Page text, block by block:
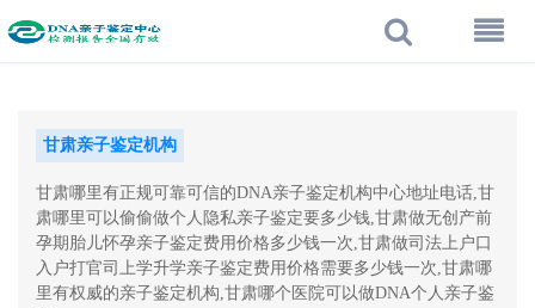
甘肃亲子鉴定机构
甘肃哪里有正规可靠可信的DNA亲子鉴定机构中心地址电话,甘
肃哪里可以偷偷做个人隐私亲子鉴定要多少钱,甘肃做无创产前
孕期胎儿怀孕亲子鉴定费用价格多少钱一次,甘肃做司法上户口
入户打官司上学升学亲子鉴定费用价格需要多少钱一次,甘肃哪
里有权威的亲子鉴定机构,甘肃哪个医院可以做DNA个人亲子鉴